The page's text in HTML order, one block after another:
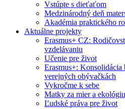
Vstúpte s dieťaťom
Medzinárodný deň
Akadémia praktického
Aktuálne projekty
Erasmus+ CZ:
vzdelávaniu
Učenie pre život
Erasmus+:
verejných obývačkách
Vykročme k sebe
Matky za mier a ekológiu
Ľudské práva pre život